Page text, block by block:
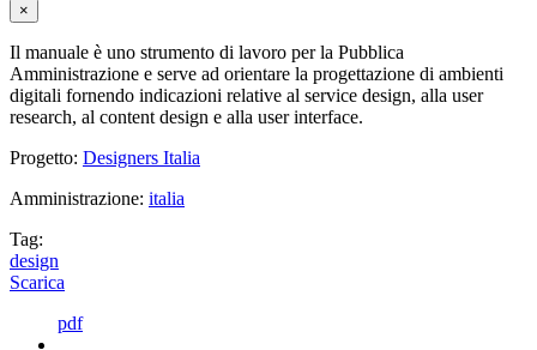
×
Il manuale è uno strumento di lavoro per la Pubblica
Amministrazione e serve ad orientare la progettazione di ambienti
digitali fornendo indicazioni relative al service design, alla user
research, al content design e alla user interface.
Progetto: Designers Italia
Amministrazione: italia
Tag:
design
Scarica
pdf